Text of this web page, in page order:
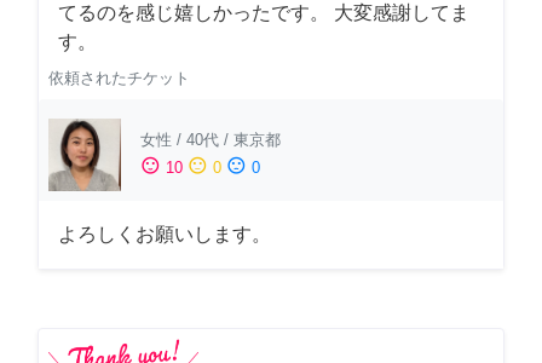
てるのを感じ嬉しかったです。 大変感謝してま
す。
依頼されたチケット
女性 / 40代 / 東京都
sentiment_satisfied 10 sentiment_neutral 0 sentiment_dissatisfied 0
よろしくお願いします。